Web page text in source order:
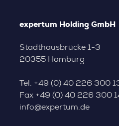
expertum Holding GmbH
Stadthausbrücke 1-3
20355 Hamburg
Tel. +49 (0) 40 226 300
Fax +49 (0) 40 226 300
info@expertum.de